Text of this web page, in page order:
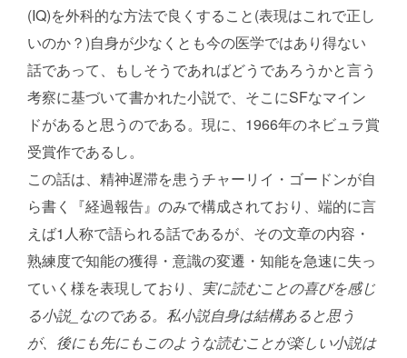
(IQ)を外科的な方法で良くすること(表現はこれで正し
いのか？)自身が少なくとも今の医学ではあり得ない
話であって、もしそうであればどうであろうかと言う
考察に基づいて書かれた小説で、そこにSFなマイン
ドがあると思うのである。現に、1966年のネビュラ賞
受賞作であるし。
この話は、精神遅滞を患うチャーリイ・ゴードンが自
ら書く『経過報告』のみで構成されており、端的に言
えば1人称で語られる話であるが、その文章の内容・
熟練度で知能の獲得・意識の変遷・知能を急速に失っ
ていく様を表現しており、 実に読むことの喜びを感じ
る小説_なのである。私小説自身は結構あると思う
が、後にも先にもこのような読むことが楽しい小説は